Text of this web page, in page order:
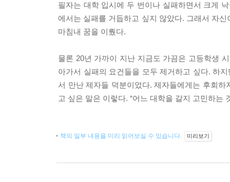
필자는 대학 입시에 두 번이나 실패하면서 크게
에서는 실패를 거듭하고 싶지 않았다. 그래서 자
마침내 꿈을 이뤘다.
물론 20년 가까이 지난 지금도 가끔은 고등학생
아가서 실패의 요건들을 모두 제거하고 싶다. 하
서 만난 제자들 덕분이었다. 제자들에게는 후회
고 싶은 말은 이렇다. “어느 대학을 갈지 고민하는
책의 일부 내용을 미리 읽어보실 수 있습니다. 미리보기